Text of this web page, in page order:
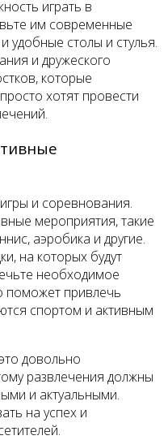
играть в
им современные
удобные столы и стулья.
и дружеского
которые
хотят провести
и соревнования.
мероприятия, такие
аэробика и другие.
на которых будут
необходимое
поможет привлечь
спортом и активным
довольно
развлечения должны
и актуальными.
на успех и